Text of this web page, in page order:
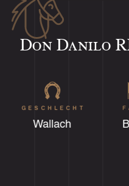
Don Danilo
GESCHLECHT
Wallach